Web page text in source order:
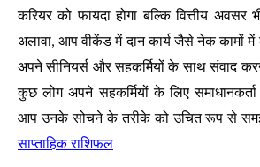
करियर को फायदा होगा बल्कि वित्तीय
अलावा, आप वीकेंड में दान कार्य जैसे नेक कामों
अपने सीनियर्स और सहकर्मियों के साथ संवाद
कुछ लोग अपने सहकर्मियों के लिए
आप उनके सोचने के तरीके को उचित रूप से
साप्ताहिक राशिफल